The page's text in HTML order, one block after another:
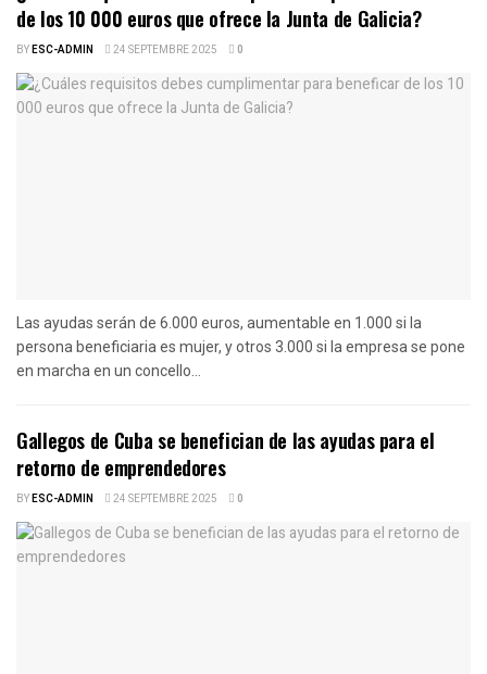
de los 10 000 euros que ofrece la Junta de Galicia?
BYESC-ADMIN 24 SEPTEMBRE 2025 0
Las ayudas serán de 6.000 euros, aumentable en 1.000 si la
persona beneficiaria es mujer, y otros 3.000 si la empresa se pone
en marcha en un concello...
Gallegos de Cuba se benefician de las ayudas para el
retorno de emprendedores
BYESC-ADMIN 24 SEPTEMBRE 2025 0